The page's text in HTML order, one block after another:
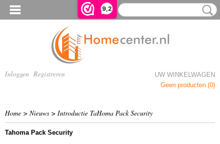
9,2
Inloggen Registreren
UW WINKELWAGEN
Geen producten (0)
Home > Nieuws > Introductie TaHoma Pack Security
Tahoma Pack Security